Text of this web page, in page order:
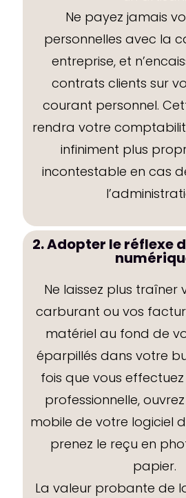
Ne payez jamais
personnelles avec la
entreprise, et
contrats clients sur
courant personnel.
rendra votre
infiniment plus
incontestable en cas
2. Adopter le réflexe
Ne laissez plus traîner
carburant ou vos
matériel au fond de
éparpillés dans votre
fois que vous
professionnelle,
mobile de votre logiciel
prenez le reçu en
papier.
La valeur probante de